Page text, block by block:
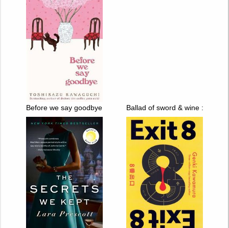
Before we say goodbye Ballad of sword & wine : qiang